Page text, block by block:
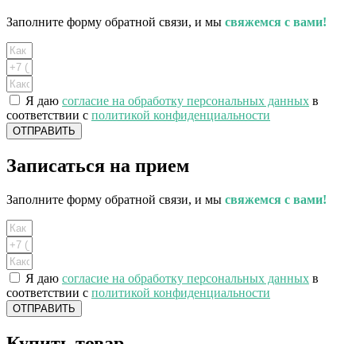
Заполните форму обратной связи, и мы свяжемся с вами!
Я даю согласие на обработку персональных данных в
соответствии с политикой конфиденциальности
ОТПРАВИТЬ
Записаться на прием
Заполните форму обратной связи, и мы свяжемся с вами!
Я даю согласие на обработку персональных данных в
соответствии с политикой конфиденциальности
ОТПРАВИТЬ